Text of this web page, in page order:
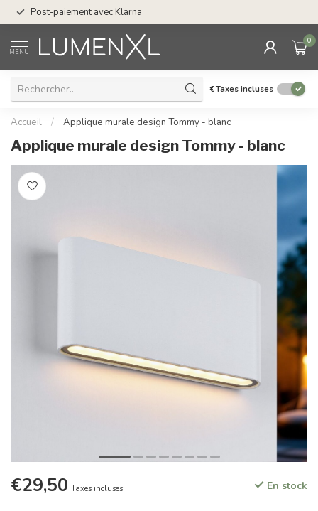
Post-paiement avec Klarna
MENU
0
€Taxes incluses
Accueil / Applique murale design Tommy - blanc
Applique murale design Tommy - blanc
€29,50 Taxes incluses En stock